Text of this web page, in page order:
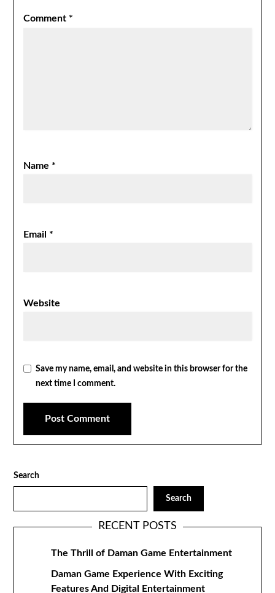
Comment *
Name *
Email *
Website
Save my name, email, and website in this browser for the
next time I comment.
Search
Search
RECENT POSTS
The Thrill of Daman Game Entertainment
Daman Game Experience With Exciting
Features And Digital Entertainment